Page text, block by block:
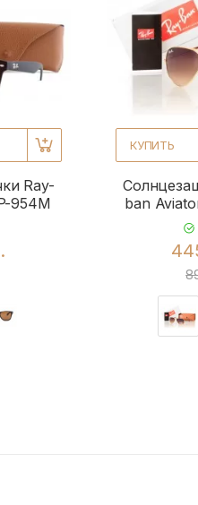
Ray-
954M
КУПИТЬ
ban